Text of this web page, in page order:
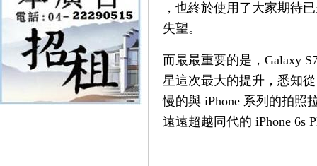
，也終於使用了大家期待
失望。
而最最重要的是，Galaxy
星這次最大的提升，悉知
慢的與 iPhone 系列的拍照
遠遠超越同代的 iPhone 6s